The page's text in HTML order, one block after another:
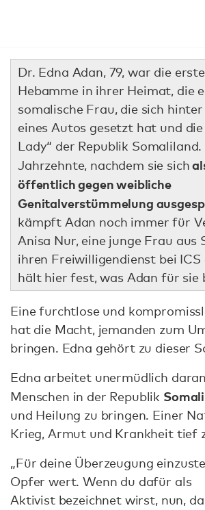
Dr. Edna Adan, 79, war die
Hebamme in ihrer Heimat, die
somalische Frau, die sich
eines Autos gesetzt hat und
Lady“ der Republik
Jahrzehnte, nachdem sie sich
öffentlich gegen weibliche
Genitalverstümmelung
kämpft Adan noch immer für
Anisa Nur, eine junge Frau aus
ihren Freiwilligendienst bei
hält hier fest, was Adan für sie
Eine furchtlose und
hat die Macht, jemanden zum
bringen. Edna gehört zu dieser
Edna arbeitet unermüdlich
Menschen in der Republik
und Heilung zu bringen. Einer
Krieg, Armut und Krankheit tief
„Für deine Überzeugung
Opfer wert. Wenn du dafür als
Aktivist bezeichnet wirst, nun,